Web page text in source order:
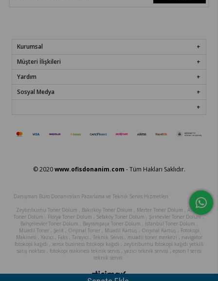
Kurumsal
Müşteri İlişkileri
Yardım
Sosyal Medya
© 2020www.ofisdonanim.com - Tüm Hakları Saklıdır.
Danışman Büro Donanımları Pazarlama ve Teknik Servis Hizmetleri
Zeytinburnu Toner Dolum , Bakırköy Toner Dolum , Merter Toner Dolum , Avcılar
Toner Dolum , Florya Toner Dolum , Sefaköy Toner Dolum , Şirinevler Toner Dolum ,
Bahçelievler Toner Dolum , Bayrampaşa Toner Dolum , İstanbul Toner Dolum ,
Muadil Toner , Şerit , Orıjınal Toner , Muadil Kartuş , Orıjınal Kartuş , Fotokopi
Makinesi , Yazıcı , Faks , Tarayıcı , Teknik Servis , muadil toner merkezi , navigator
fotokopi kağıdı , xerox business fotokopi kağıdı , zeytinburnu fotokopi kağıdı yetkili
satış noktası , fotokopi makinesi teknik servis , yazıcı teknik servisi , epson l serisi
teknik servis